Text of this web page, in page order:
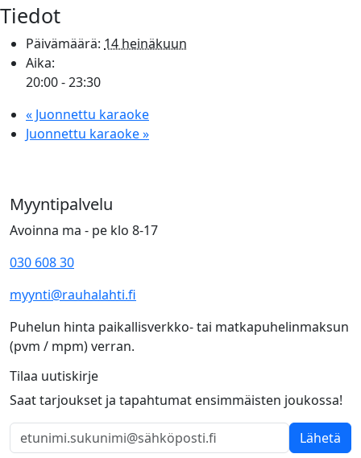
Tiedot
Päivämäärä: 14 heinäkuun
Aika:
20:00 - 23:30
« Juonnettu karaoke
Juonnettu karaoke»
Myyntipalvelu
Avoinna ma - pe klo 8-17
030 608 30
myynti@rauhalahti.fi
Puhelun hinta paikallisverkko- tai matkapuhelinmaksun
(pvm / mpm) verran.
Tilaa uutiskirje
Saat tarjoukset ja tapahtumat ensimmäisten joukossa!
Lähetä